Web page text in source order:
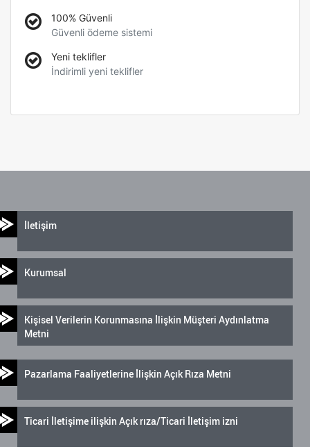
100% Güvenli
Güvenli ödeme sistemi
Yeni teklifler
İndirimli yeni teklifler
İletişim
Kurumsal
Kişisel Verilerin Korunmasına İlişkin Müşteri Aydınlatma
Metni
Pazarlama Faaliyetlerine İlişkin Açık Rıza Metni
Ticari İletişime ilişkin Açık rıza/Ticari İletişim izni